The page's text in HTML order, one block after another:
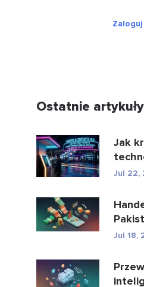
Ostatnie artykuły
Jak
Jul 22,
Jul 18,